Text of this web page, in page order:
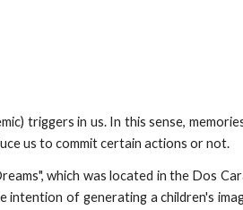
triggers in us. In this sense,
us to commit certain actions or not.
which was located in the Dos
of generating a children's